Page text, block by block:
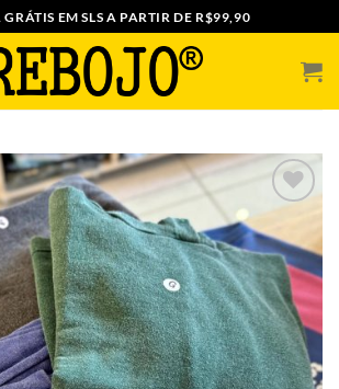
GRÁTIS EM SLS A PARTIR DE R$99,90
ADICIONAR
A MINHA
LISTA